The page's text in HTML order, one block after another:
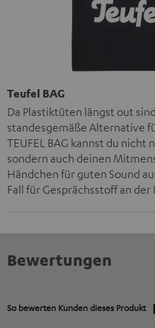
Teufel BAG
Da Plastiktüten längst out
standesgemäße Alternative
TEUFEL BAG kannst du
sondern auch deinen
Händchen für guten Sound
Fall für Gesprächsstoff an der
Bewertungen
So bewerten Kunden dieses Produkt